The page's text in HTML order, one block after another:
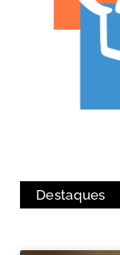
Destaques